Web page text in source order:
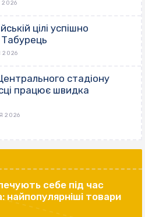
2026
цілі успішно
2026
стадіону
працює швидка
2026
себе під час
найпопулярніші товари